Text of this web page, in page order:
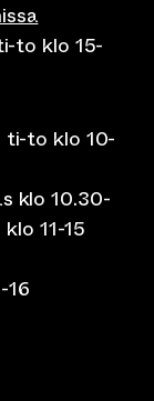
to klo 15-
ti-to klo 10-
klo 10.30-
11-15
16